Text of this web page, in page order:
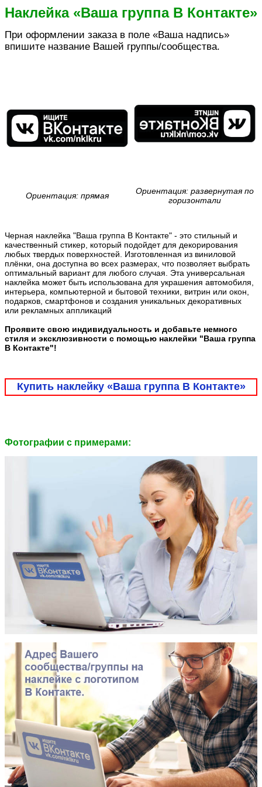
Наклейка «Ваша группа В Контакте»
При оформлении заказа в поле «Ваша надпись»
впишите название Вашей группы/сообщества.
Ориентация: прямая
Ориентация: развернутая по
горизонтали
Черная наклейка "Ваша группа В Контакте" - это стильный и
качественный стикер, который подойдет для декорирования
любых твердых поверхностей. Изготовленная из виниловой
плёнки, она доступна во всех размерах, что позволяет выбрать
оптимальный вариант для любого случая. Эта универсальная
наклейка может быть использована для украшения автомобиля,
интерьера, компьютерной и бытовой техники, витрин или окон,
подарков, смартфонов и создания уникальных декоративных
или рекламных аппликаций
Проявите свою индивидуальность и добавьте немного
стиля и эксклюзивности с помощью наклейки "Ваша группа
В Контакте"!
Купить наклейку «Ваша группа В Контакте»
Фотографии c примерами: